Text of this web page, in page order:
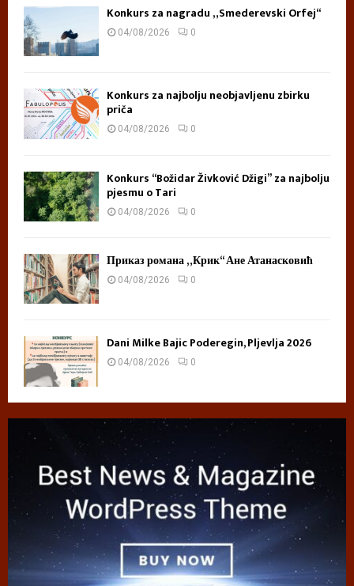
Konkurs za nagradu „Smederevski Orfej“
04/08/2026 0
Konkurs za najbolju neobjavljenu zbirku
priča
04/08/2026 0
Konkurs “Božidar Živković Džigi” za najbolju
pjesmu o Tari
04/08/2026 0
Приказ романа „Крик“ Ане Атанасковић
04/08/2026 0
Dani Milke Bajic Poderegin, Pljevlja 2026
04/08/2026 0